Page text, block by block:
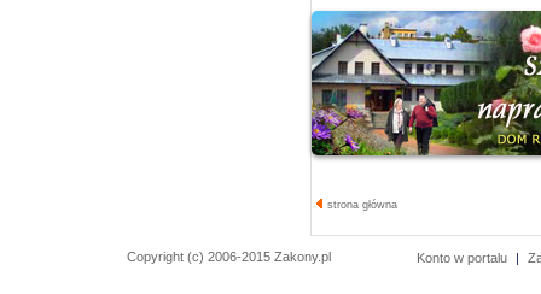
strona główna
Copyright (c) 2006-2015 Zakony.pl Konto w portalu |